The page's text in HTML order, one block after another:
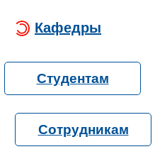
Кафедры
Студентам
Сотрудникам